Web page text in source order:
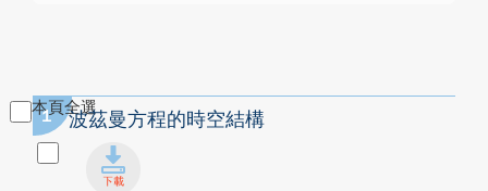
本頁全選
1 波茲曼⽅程的時空結構